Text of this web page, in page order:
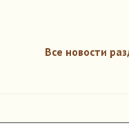
Все новости